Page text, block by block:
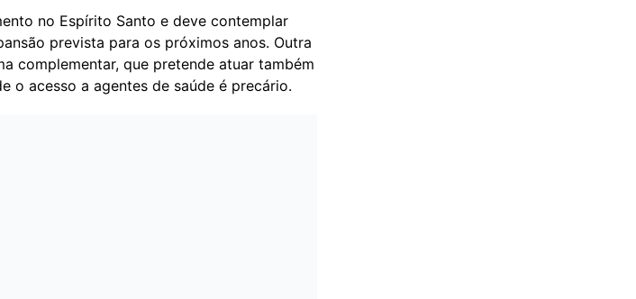
no Espírito Santo e deve contemplar
prevista para os próximos anos. Outra
complementar, que pretende atuar também
o acesso a agentes de saúde é precário.